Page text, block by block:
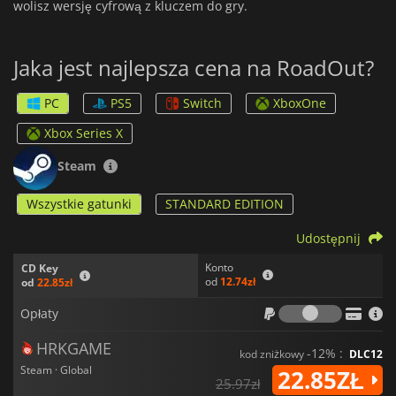
wolisz wersję cyfrową z kluczem do gry.
Jaka jest najlepsza cena na RoadOut?
PC PS5 Switch
XboxOne
Xbox Series X
Steam
Wszystkie gatunki STANDARD EDITION
CD Key
od 22.85zł
Konto
od 12.74zł
Udostępnij
Opłaty
Opłaty
HRKGAME
Steam · Global
kod zniżkowy-12% : DLC12
25.97zł 22.85ZŁ